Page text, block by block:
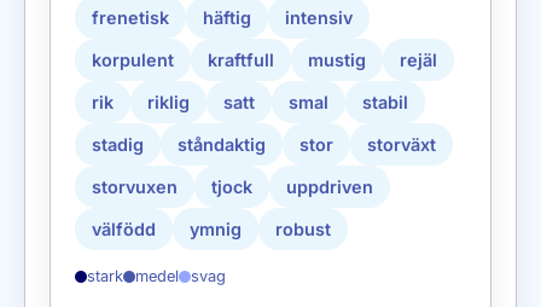
frenetisk häftig intensiv
korpulent kraftfull mustig rejäl
rik riklig satt smal stabil
stadig ståndaktig stor storväxt
storvuxen tjock uppdriven
välfödd ymnig robust
stark medel svag